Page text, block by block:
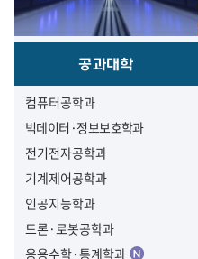
공과대학
컴퓨터공학과
빅데이터·정보보호학과
전기전자공학과
기계제어공학과
인공지능학과
드론·로봇공학과
응용수학·통계학과